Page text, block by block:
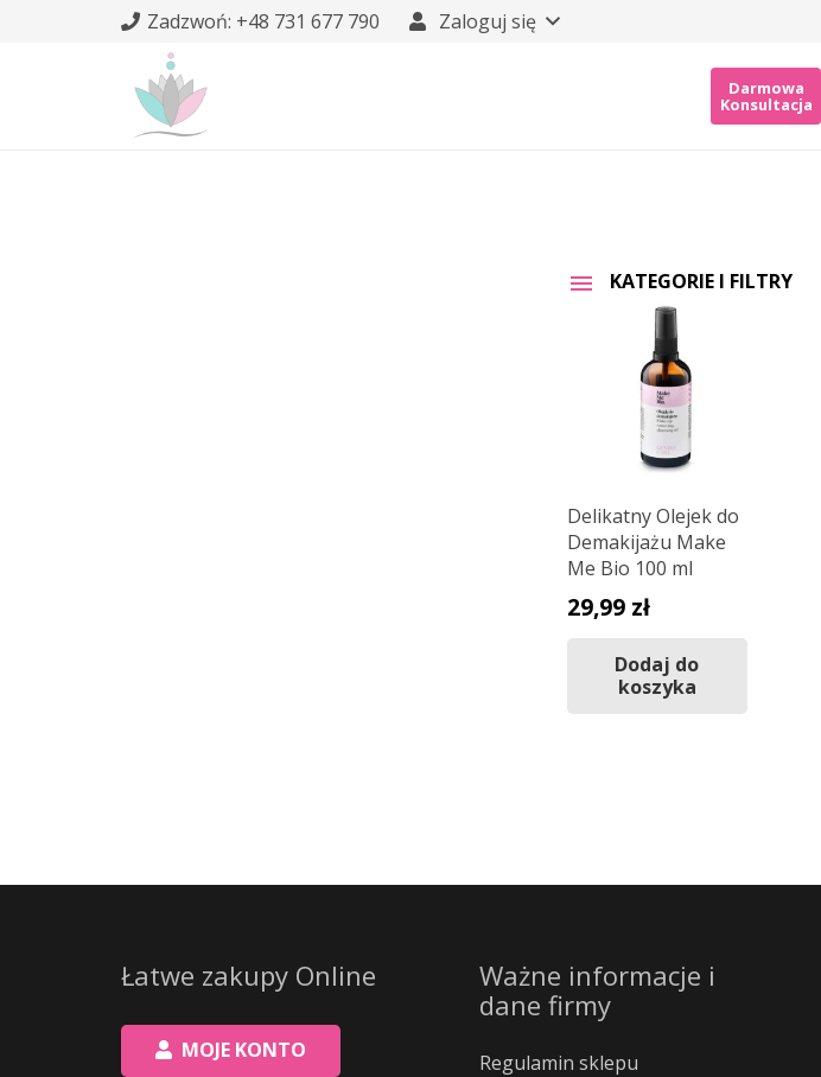
Zadzwoń: +48 731 677 790 Zaloguj się
Darmowa
Konsultacja
KATEGORIE I FILTRY
Delikatny Olejek do
Demakijażu Make
Me Bio 100 ml
29,99 zł
Dodaj do
koszyka
Łatwe zakupy Online
MOJE KONTO
Ważne informacje i
dane firmy
Regulamin sklepu